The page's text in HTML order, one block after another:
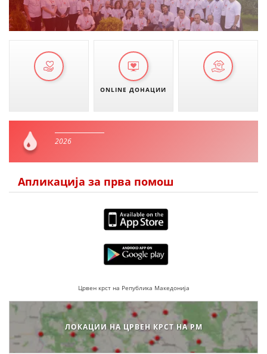
ONLINE ДОНАЦИИ
2026
Апликација за прва помош
Црвен крст на Република Македонија
ЛОКАЦИИ НА ЦРВЕН КРСТ НА РМ